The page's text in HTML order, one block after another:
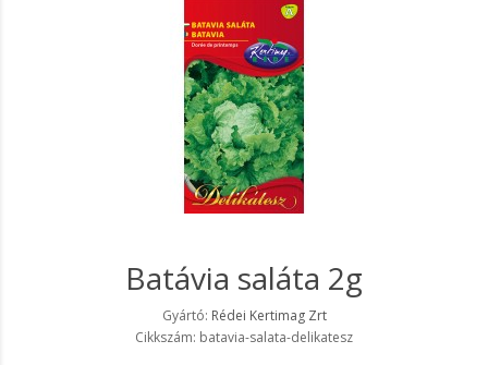
Batávia saláta 2g
Gyártó: Rédei Kertimag Zrt
Cikkszám: batavia-salata-delikatesz